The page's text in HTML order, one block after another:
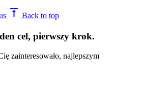
Back to top
cel, pierwszy krok.
zainteresowało, najlepszym